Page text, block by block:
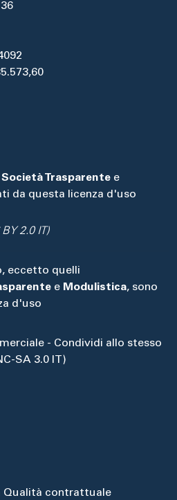
Società Trasparente e
da questa licenza d'uso
2.0 IT)
eccetto quelli
e Modulistica, sono
d'uso
- Condividi allo stesso
SA 3.0 IT)
Qualità contrattuale